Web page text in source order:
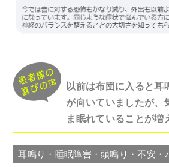
以前は布団に入ると耳
が向いていましたが、
ま眠れていることが増
耳鳴り・睡眠障害・頭鳴り・不安・